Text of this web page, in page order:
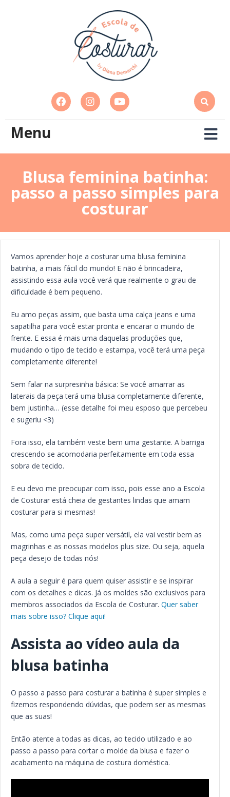
Menu
Blusa feminina batinha:
passo a passo simples para
costurar
Vamos aprender hoje a costurar uma blusa feminina
batinha, a mais fácil do mundo! E não é brincadeira,
assistindo essa aula você verá que realmente o grau de
dificuldade é bem pequeno.
Eu amo peças assim, que basta uma calça jeans e uma
sapatilha para você estar pronta e encarar o mundo de
frente. E essa é mais uma daquelas produções que,
mudando o tipo de tecido e estampa, você terá uma peça
completamente diferente!
Sem falar na surpresinha básica: Se você amarrar as
laterais da peça terá uma blusa completamente diferente,
bem justinha… (esse detalhe foi meu esposo que percebeu
e sugeriu <3)
Fora isso, ela também veste bem uma gestante. A barriga
crescendo se acomodaria perfeitamente em toda essa
sobra de tecido.
E eu devo me preocupar com isso, pois esse ano a Escola
de Costurar está cheia de gestantes lindas que amam
costurar para si mesmas!
Mas, como uma peça super versátil, ela vai vestir bem as
magrinhas e as nossas modelos plus size. Ou seja, aquela
peça desejo de todas nós!
A aula a seguir é para quem quiser assistir e se inspirar
com os detalhes e dicas. Já os moldes são exclusivos para
membros associados da Escola de Costurar. Quer saber
mais sobre isso? Clique aqui!
Assista ao vídeo aula da
blusa batinha
O passo a passo para costurar a batinha é super simples e
fizemos respondendo dúvidas, que podem ser as mesmas
que as suas!
Então atente a todas as dicas, ao tecido utilizado e ao
passo a passo para cortar o molde da blusa e fazer o
acabamento na máquina de costura doméstica.